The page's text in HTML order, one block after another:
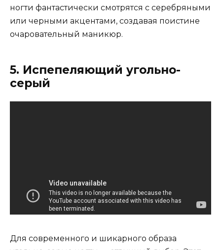
ногти фантастически смотрятся с серебряными
или черными акцентами, создавая поистине
очаровательный маникюр.
5. Испепеляющий угольно-
серый
Для современного и шикарного образа